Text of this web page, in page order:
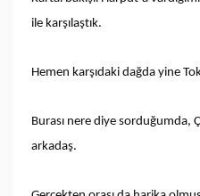
ile karşılaştık.
Hemen karşıdaki dağda yine
Burası nere diye sorduğumda,
arkadaş.